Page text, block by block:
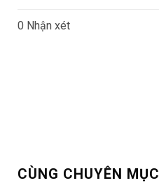
0 Nhận xét
CÙNG CHUYÊN MỤC